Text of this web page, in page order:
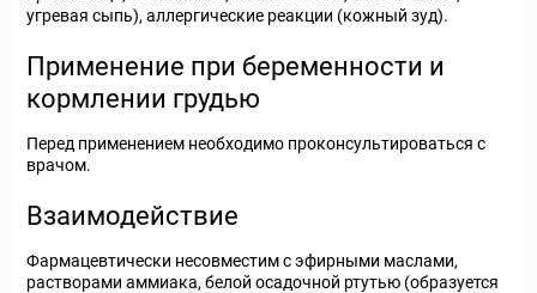
угревая сыпь), аллергические реакции (кожный зуд).
Применение при беременности и
кормлении грудью
Перед применением необходимо проконсультироваться с
врачом.
Взаимодействие
Фармацевтически несовместим с эфирными маслами,
растворами аммиака, белой осадочной ртутью (образуется